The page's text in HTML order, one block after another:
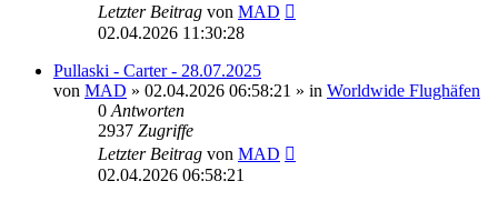
Letzter Beitrag von MAD
02.04.2026 11:30:28
Pullaski - Carter - 28.07.2025
von MAD » 02.04.2026 06:58:21 » in Worldwide Flughäfen
0 Antworten
2937 Zugriffe
Letzter Beitrag von MAD
02.04.2026 06:58:21